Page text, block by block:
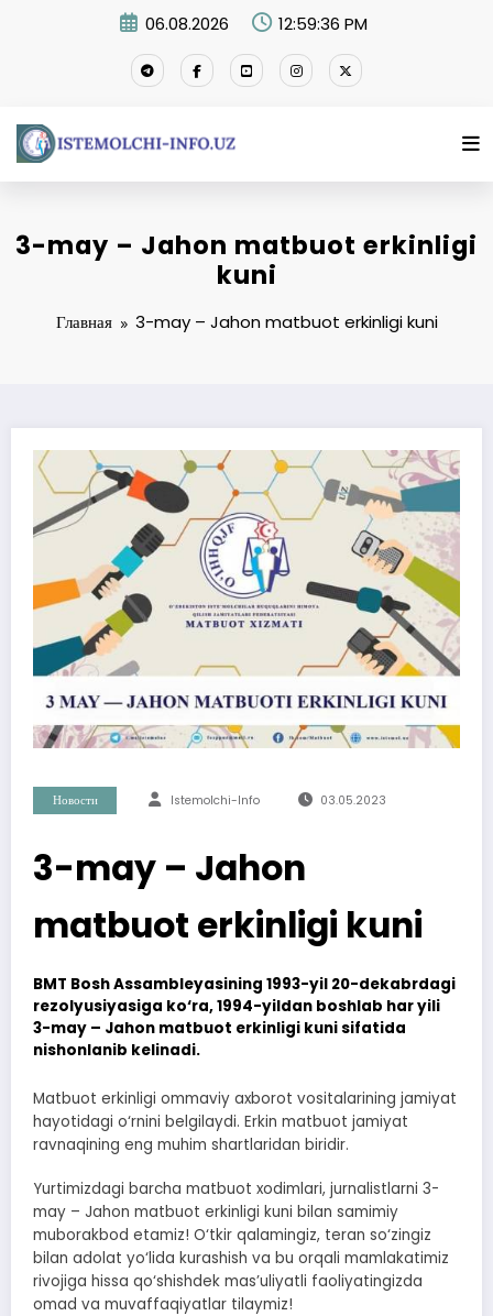
06.08.2026 12:59:36 PM
3-may – Jahon matbuot erkinligi
kuni
Главная 3-may – Jahon matbuot erkinligi kuni
Новости Istemolchi-Info 03.05.2023
3-may – Jahon
matbuot erkinligi kuni
BMT Bosh Assambleyasining 1993-yil 20-dekabrdagi
rezolyusiyasiga ko‘ra, 1994-yildan boshlab har yili
3-may – Jahon matbuot erkinligi kuni sifatida
nishonlanib kelinadi.
Matbuot erkinligi ommaviy axborot vositalarining jamiyat
hayotidagi o‘rnini belgilaydi. Erkin matbuot jamiyat
ravnaqining eng muhim shartlaridan biridir.
Yurtimizdagi barcha matbuot xodimlari, jurnalistlarni 3-
may – Jahon matbuot erkinligi kuni bilan samimiy
muborakbod etamiz! O‘tkir qalamingiz, teran so‘zingiz
bilan adolat yo‘lida kurashish va bu orqali mamlakatimiz
rivojiga hissa qo‘shishdek mas’uliyatli faoliyatingizda
omad va muvaffaqiyatlar tilaymiz!